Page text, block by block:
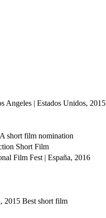
Angeles | Estados Unidos, 2015
short film nomination
Short Film
Film Fest | España, 2016
2015 Best short film